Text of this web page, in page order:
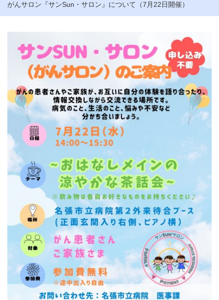
がんサロン『サンSun・サロン』について（7月22日開催）